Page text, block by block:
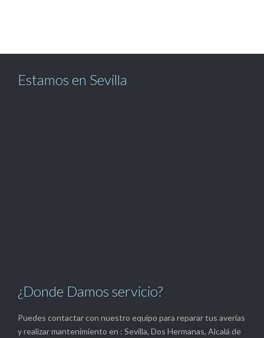
Estamos en Sevilla
¿Donde Damos servicio?
Puedes contactar con nuestro equipo para reparar tus averías
y realizar mantenimiento en : Sevilla, Dos Hermanas, Alcalá de